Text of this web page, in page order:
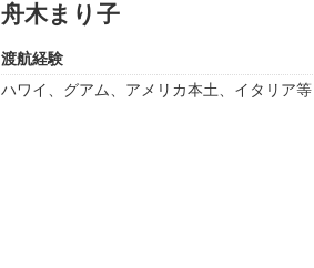
舟木まり子
渡航経験
ハワイ、グアム、アメリカ本土、イタリア等